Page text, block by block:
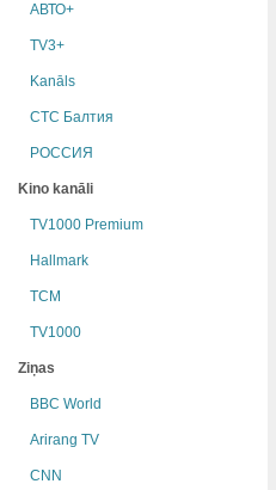
АВТО+
TV3+
Kanāls
СТС Балтия
РОССИЯ
Kino kanāli
TV1000 Premium
Hallmark
TCM
TV1000
Ziņas
BBC World
Arirang TV
CNN